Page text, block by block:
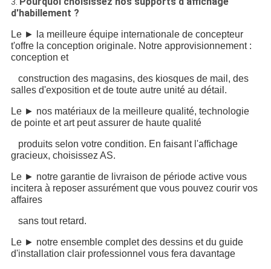
3.
d'habillement ?
Le ► la meilleure équipe internationale de concepteur
t'offre la conception originale. Notre approvisionnement :
conception et
construction des magasins, des kiosques de mail, des
salles d'exposition et de toute autre unité au détail.
Le ► nos matériaux de la meilleure qualité, technologie
de pointe et art peut assurer de haute qualité
produits selon votre condition. En faisant l'affichage
gracieux, choisissez AS.
Le ► notre garantie de livraison de période active vous
incitera à reposer assurément que vous pouvez courir vos
affaires
sans tout retard.
Le ► notre ensemble complet des dessins et du guide
d'installation clair professionnel vous fera davantage